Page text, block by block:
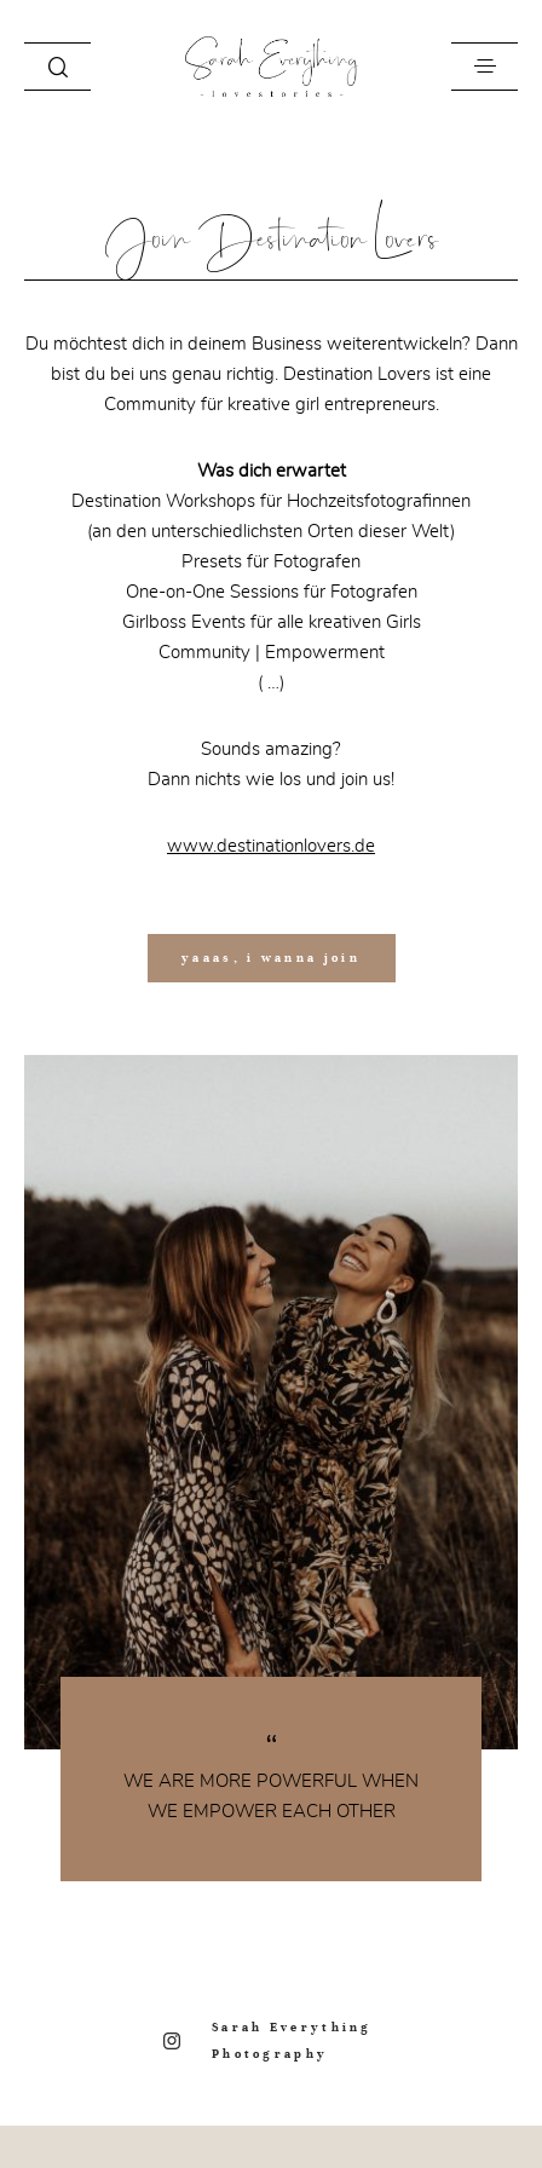
ABOUT
BEST OF
INFO
CONTACT
Join Destination Lovers
Du möchtest dich in deinem Business weiterentwickeln? Dann
bist du bei uns genau richtig. Destination Lovers ist eine
Community für kreative girl entrepreneurs.
Was dich erwartet
Destination Workshops für Hochzeitsfotografinnen
(an den unterschiedlichsten Orten dieser Welt)
Presets für Fotografen
One-on-One Sessions für Fotografen
Girlboss Events für alle kreativen Girls
Community | Empowerment
( …)
Sounds amazing?
Dann nichts wie los und join us!
www.destinationlovers.de
yaaas, i wanna join
WE ARE MORE POWERFUL WHEN
WE EMPOWER EACH OTHER
Sarah Everything
Photography